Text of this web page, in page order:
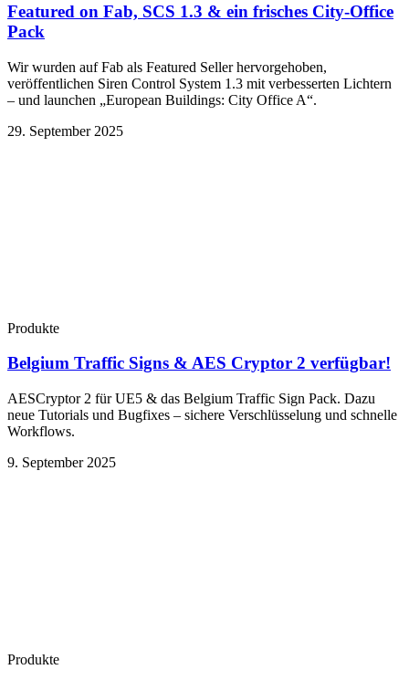
Featured on Fab, SCS 1.3 & ein frisches City-Office
Pack
Wir wurden auf Fab als Featured Seller hervorgehoben,
veröffentlichen Siren Control System 1.3 mit verbesserten Lichtern
– und launchen „European Buildings: City Office A“.
29. September 2025
Produkte
Belgium Traffic Signs & AES Cryptor 2 verfügbar!
AESCryptor 2 für UE5 & das Belgium Traffic Sign Pack. Dazu
neue Tutorials und Bugfixes – sichere Verschlüsselung und schnelle
Workflows.
9. September 2025
Produkte